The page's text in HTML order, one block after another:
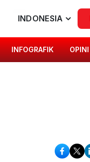
INDONESIA
INFOGRAFIK OPINI